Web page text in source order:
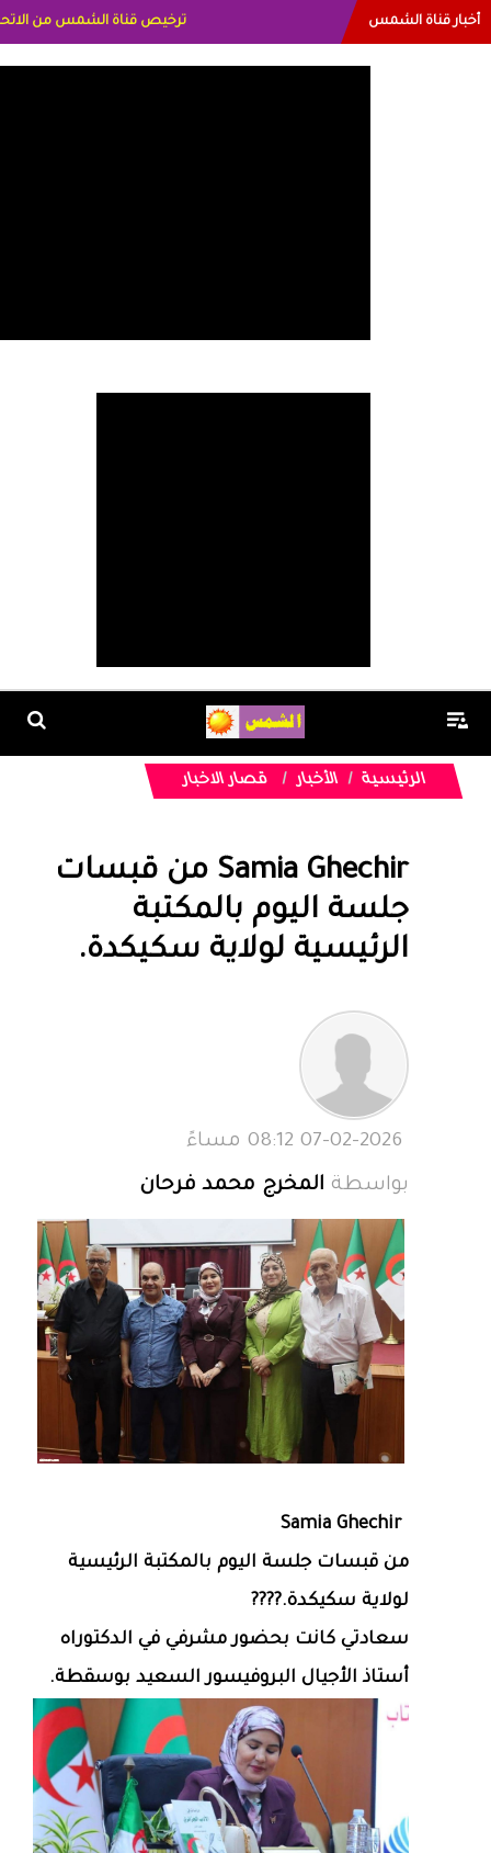
أخبار قناة الشمس
الرئيسية الأخبار قصار الاخبار
Samia Ghechir من قبسات
جلسة اليوم بالمكتبة
الرئيسية لولاية سكيكدة.
بواسطة المخرج محمد فرحان
Samia Ghechir
من قبسات جلسة اليوم بالمكتبة الرئيسية
لولاية سكيكدة.????
سعادتي كانت بحضور مشرفي في الدكتوراه
أستاذ الأجيال البروفيسور السعيد بوسقطة.